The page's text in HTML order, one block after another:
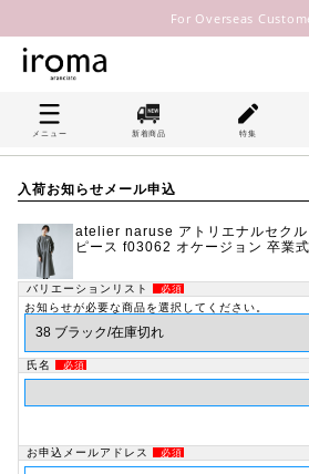
For Overseas
メニュー 新着商品 特集
入荷お知らせメール申込
atelier naruse アトリエナルセクル
ピース f03062 オケージョン 卒業
バリエーションリスト 必須
お知らせが必要な商品を選択してください。
氏名 必須
お申込メールアドレス 必須